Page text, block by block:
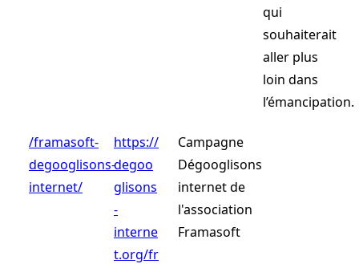
qui
souhaiterait
aller plus
loin dans
l’émancipation.
/framasoft-
degooglisons-
internet/
https://
degoo
glisons
-
interne
t.org/fr
Campagne
Dégooglisons
internet de
l'association
Framasoft